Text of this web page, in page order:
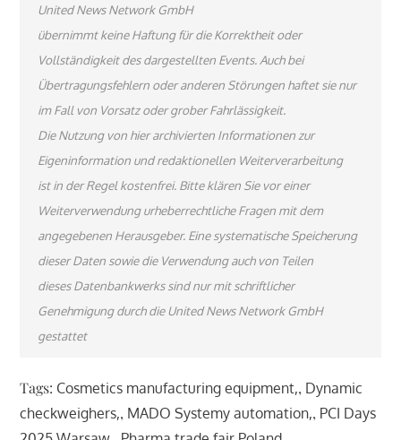
United News Network GmbH
übernimmt keine Haftung für die Korrektheit oder
Vollständigkeit des dargestellten Events. Auch bei
Übertragungsfehlern oder anderen Störungen haftet sie nur
im Fall von Vorsatz oder grober Fahrlässigkeit.
Die Nutzung von hier archivierten Informationen zur
Eigeninformation und redaktionellen Weiterverarbeitung
ist in der Regel kostenfrei. Bitte klären Sie vor einer
Weiterverwendung urheberrechtliche Fragen mit dem
angegebenen Herausgeber. Eine systematische Speicherung
dieser Daten sowie die Verwendung auch von Teilen
dieses Datenbankwerks sind nur mit schriftlicher
Genehmigung durch die United News Network GmbH
gestattet
Tags: Cosmetics manufacturing equipment , Dynamic
checkweighers , MADO Systemy automation , PCI Days